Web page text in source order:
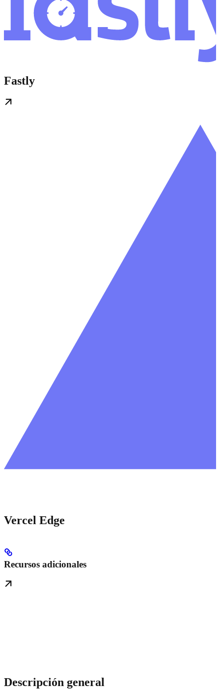
Fastly
Vercel Edge
Recursos adicionales
Descripción general